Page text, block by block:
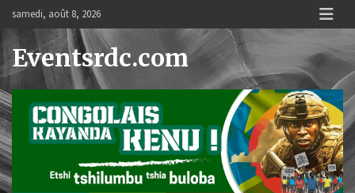
content
samedi, août 8, 2026
Eventsrdc.com